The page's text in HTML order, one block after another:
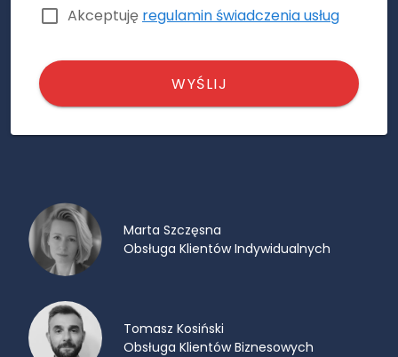
Akceptuję regulamin świadczenia usług
WYŚLIJ
Marta Szczęsna
Obsługa Klientów Indywidualnych
Tomasz Kosiński
Obsługa Klientów Biznesowych